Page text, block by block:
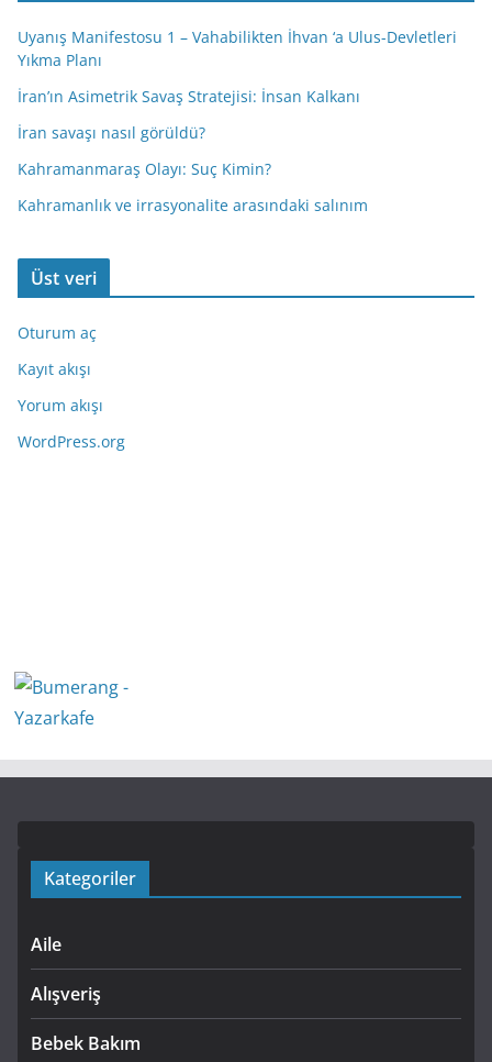
Uyanış Manifestosu 1 – Vahabilikten İhvan ‘a Ulus-Devletleri
Yıkma Planı
İran’ın Asimetrik Savaş Stratejisi: İnsan Kalkanı
İran savaşı nasıl görüldü?
Kahramanmaraş Olayı: Suç Kimin?
Kahramanlık ve irrasyonalite arasındaki salınım
Üst veri
Oturum aç
Kayıt akışı
Yorum akışı
WordPress.org
Kategoriler
Aile
Alışveriş
Bebek Bakım